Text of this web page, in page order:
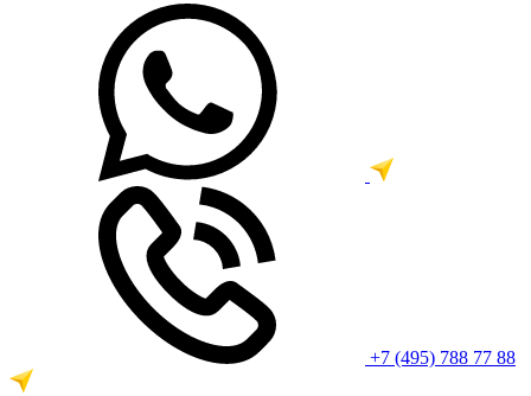
+7 (495) 788 77 88